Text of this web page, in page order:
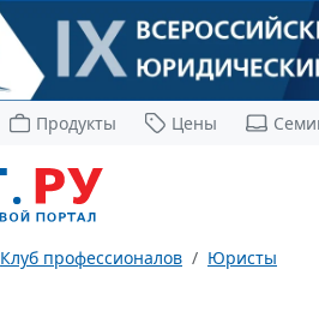
Продукты Цены
Клуб профессионалов Юристы